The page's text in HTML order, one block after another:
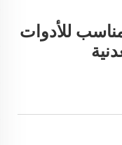
للأدوات